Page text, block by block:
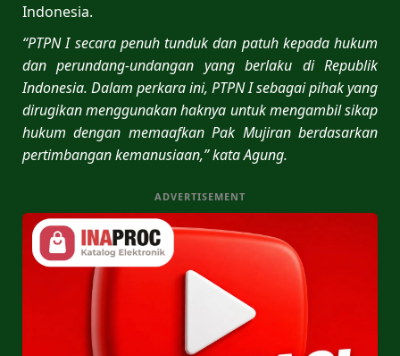
Indonesia.
“PTPN I secara penuh tunduk dan patuh kepada hukum
dan perundang-undangan yang berlaku di Republik
Indonesia. Dalam perkara ini, PTPN I sebagai pihak yang
dirugikan menggunakan haknya untuk mengambil sikap
hukum dengan memaafkan Pak Mujiran berdasarkan
pertimbangan kemanusiaan,” kata Agung.
ADVERTISEMENT